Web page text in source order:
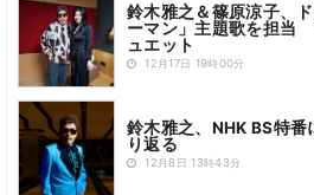
鈴木雅之＆篠原涼子、
ーマン」主題歌を担当
ュエット
12月17日 19時00分
鈴木雅之、NHK BS特
り返る
12月8日 13時43分